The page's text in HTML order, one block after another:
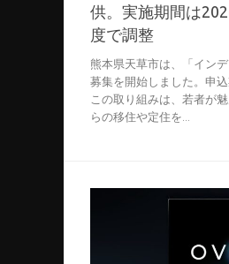
供。実施期間は
度で調整
熊本県天草市は、「イン
募集を開始しました。申
この取り組みは、若者が
らの移住や定住を...